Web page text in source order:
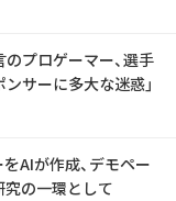
プロゲーマー、選手
サーに多大な迷惑」
AIが作成、デモペー
の一環として